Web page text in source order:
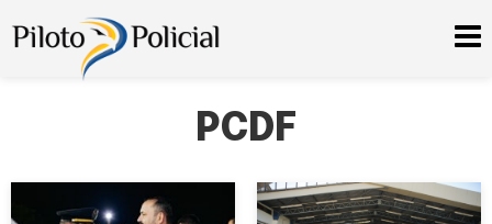
PCDF